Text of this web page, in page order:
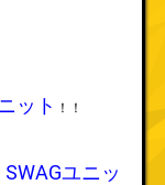
ット ！！
SWAGユニッ